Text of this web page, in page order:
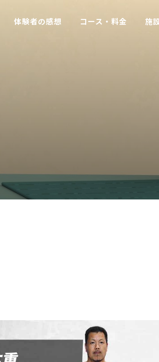
体験者の感想 コース・料金 施